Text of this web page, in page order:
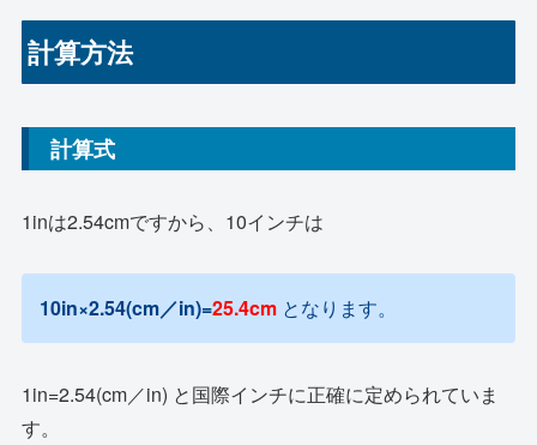
計算方法
計算式
1inは2.54cmですから、10インチは
10in×2.54(cm／in)=25.4cm となります。
1in=2.54(cm／in) と国際インチに正確に定められていま
す。